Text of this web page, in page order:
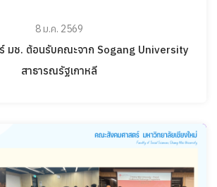
8 ม.ค. 2569
มช. ต้อนรับคณะจาก Sogang University
สาธารณรัฐเกาหลี